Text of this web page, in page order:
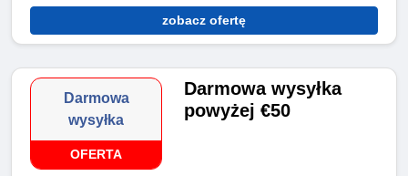
zobacz ofertę
Darmowa
wysyłka
OFERTA
Darmowa wysyłka
powyżej €50